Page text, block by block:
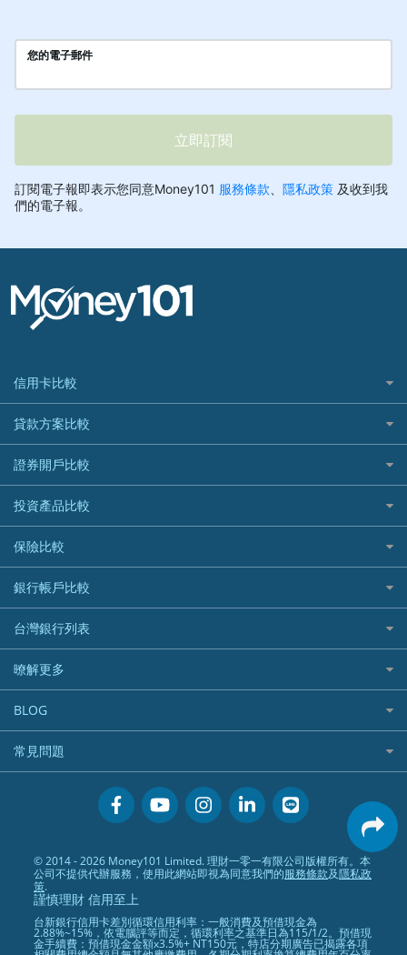
信用卡比較
信用卡情境類別推薦
所有信用卡
精選推薦
國內外現金回饋
繳稅優惠
航空哩程回饋
加油優惠
分期零利率優惠
首刷禮優惠
網購優惠
行動支付優惠
旅遊訂房優惠
貸款方案比較
快速線上貸款推薦
最完整貸款資訊一次看
繳稅貸款
貸款計算機
車貸計算機
精選貸款推薦
信貸利率比較
一般個人貸款
優質客戶貸款
小額借款
循環貸款
汽機車貸款比較
信用貸款銀行列表
債務整合
24小時內入帳貸款
證券開戶比較
台股證券戶
美股證券戶
投資產品比較
機器人投資
加密貨幣
外幣定存
保險比較
住宅險
汽車保險
機車保險
寵物險
銀行帳戶比較
財富管理帳戶
數位存款帳戶
美元定存
台灣銀行列表
銀行與合作機構列表
銀行客服電話
暸解更多
加入我們
訂閱電子報
媒體聯絡
關於我們
BLOG
專欄文章
常見問題
活動禮贈品兌換相關
會員相關常見問題
金融商品常見問題
© 2014 - 2026 Money101 Limited. 理財一零一有限公司版權所有。本
公司不提供代辦服務，使用此網站即視為同意我們的服務條款及隱私政
策.
謹慎理財 信用至上
台新銀行信用卡差別循環信用利率：一般消費及預借現金為
2.88%~15%，依電腦評等而定，循環利率之基準日為115/1/2。預借現
金手續費：預借現金金額x3.5%+ NT150元，特店分期廣告已揭露各項